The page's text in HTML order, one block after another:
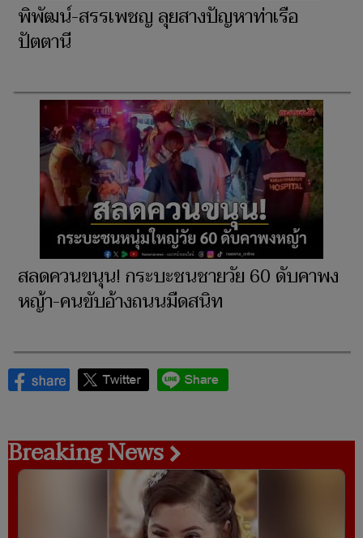
พิพัฒน์-สรรเพชญ ลุยสางปัญหาท่าเรือ
ปัตตานี
สลดควนขนุน! กระบะชนชายวัย 60 ดับคาพง
หญ้า-คนขับอ้างถนนมืดสนิท
Breaking News